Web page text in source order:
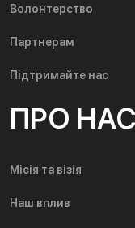
Волонтерство
Партнерам
Підтримайте нас
ПРО НАС
Місія та візія
Наш вплив